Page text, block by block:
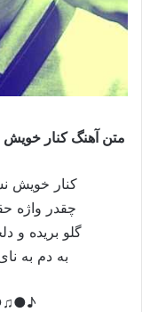
متن آهنگ کنار
کنار خویش
چقدر واژه
گلو بریده
به دم به